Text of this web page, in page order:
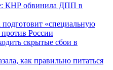
КНР обвинила ДПП в
«специальную
России
скрытые сбои в
как правильно питаться